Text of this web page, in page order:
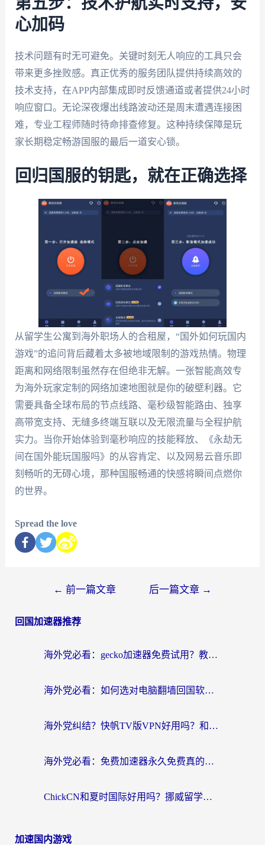
第五步：技术护航实时支持，安
心加码
技术问题有时无可避免。关键时刻无人响应的工具只会
带来更多挫败感。真正优秀的服务团队提供持续高效的
技术支持，在APP内部集成即时反馈通道或者提供24小时
响应窗口。无论深夜爆出线路波动还是周末遭遇连接困
难，专业工程师随时待命排查修复。这种持续保障是玩
家长期稳定畅游国服的最后一道安心锁。
回归国服的钥匙，就在正确选择
从留学生公寓到海外职场人的合租屋，“国外如何玩国内
游戏”的追问背后藏着太多被地域限制的游戏热情。物理
距离和网络限制虽然存在但绝非无解。一张智能高效专
为海外玩家定制的网络加速地图就是你的破壁利器。它
需要具备全球布局的节点线路、毫秒级智能路由、独享
高带宽支持、无缝多终端互联以及无限流量与全程护航
实力。当你开始体验到毫秒响应的技能释放、《永劫无
间在国外能玩国服吗》的从容肯定、以及网易云音乐即
刻畅听的无碍心境，那种国服畅通的快感将瞬间点燃你
的世界。
Spread the love
← 前一篇文章 后一篇文章 →
回国加速器推荐
海外党必看：gecko加速器免费试用？教你选对回国加速器，无缝刷国内剧玩游戏
海外党必看：如何选对电脑翻墙回国软件，轻松解锁国内资源？
海外党纠结？快帆TV版VPN好用吗？和扇贝手游VPN对比哪个回国效果更好？
海外党必看：免费加速器永久免费真的存在吗？教你选对回国加速器无缝刷国内资源
ChickCN和夏时国际好用吗？挪威留学生亲测3款回国加速器，附穿梭和加速喵对比指南
加速国内游戏